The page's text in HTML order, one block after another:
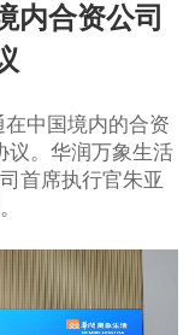
内合资公司
中国境内的合资
。华润万象生活
首席执行官朱亚